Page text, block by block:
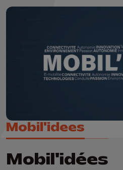
Mobil'idees
Mobil'idées